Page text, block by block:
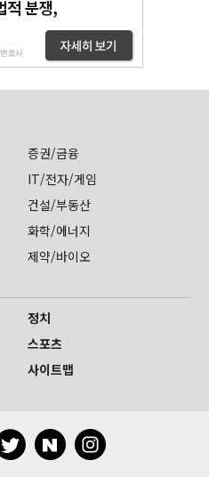
증권/금융
IT/전자/게임
건설/부동산
화학/에너지
제약/바이오
정치
스포츠
사이트맵